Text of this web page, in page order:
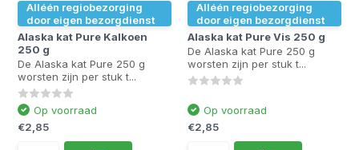
Alléén regiobezorging
door eigen bezorgdienst
Alaska kat Pure Kalkoen
250 g
De Alaska kat Pure 250 g
worsten zijn per stuk t...
Op voorraad
€2,85
Alléén regiobezorging
door eigen bezorgdienst
Alaska kat Pure Vis 250 g
De Alaska kat Pure 250 g
worsten zijn per stuk t...
Op voorraad
€2,85